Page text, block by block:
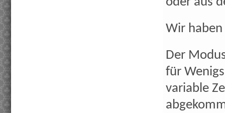
Wir haben
Der
für
variable